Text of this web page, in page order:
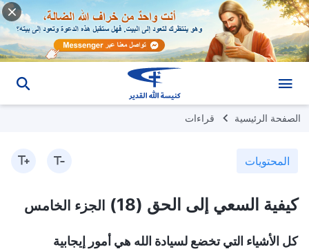
الصفحة الرئيسية قراءات
المحتويات
كيفية السعي إلى الحق (18) الجزء الخامس
كل الأشياء التي تخضع لسيادة الله هي أمور إيجابية